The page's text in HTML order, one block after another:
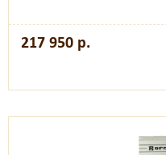
217 950 р.